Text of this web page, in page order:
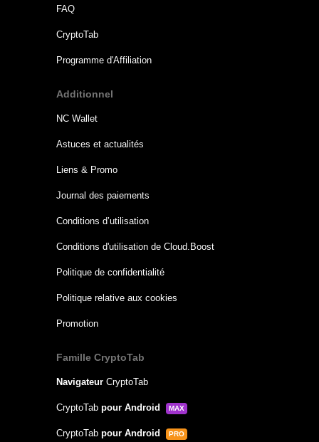
FAQ
CryptoTab
Programme d'Affiliation
Additionnel
NC Wallet
Astuces et actualités
Liens & Promo
Journal des paiements
Conditions d’utilisation
Conditions d'utilisation de Cloud.Boost
Politique de confidentialité
Politique relative aux cookies
Promotion
Famille CryptoTab
NavigateurCryptoTab
CryptoTab pour Android MAX
CryptoTab pour Android PRO